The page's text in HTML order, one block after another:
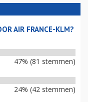
AIR FRANCE-KLM?
47% (81 stemmen)
24% (42 stemmen)